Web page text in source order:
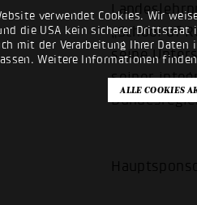
verwendet Cookies. Wir
die USA kein sicherer
mit der Verarbeitung Ihrer
Weitere Informationen
„School of
seine
seiner